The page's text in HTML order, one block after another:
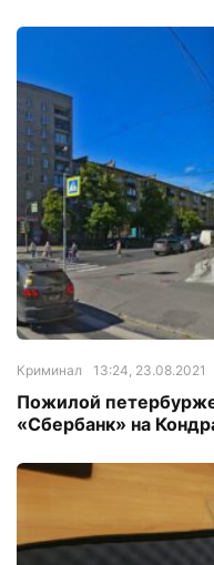
Криминал 13:24, 23.08.2021
Пожилой
«Сбербанк» на